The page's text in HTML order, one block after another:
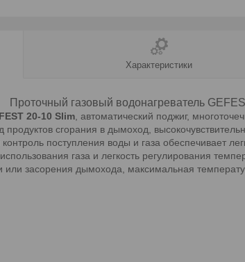
Характеристики
Проточный газовый водонагреватель
20-10 Slim , автоматический поджиг,
сгорания в дымоход,
поступления воды и газа обеспечивает
газа и легкость регулирования
или засорения дымохода, максимальная